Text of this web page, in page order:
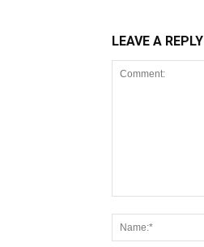
LEAVE A REPLY